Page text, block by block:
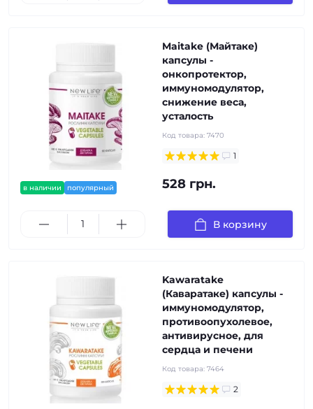
в наличии популярный
Maitake (Майтаке)
капсулы -
онкопротектор,
иммуномодулятор,
снижение веса,
усталость
Код товара: 7470
1
528 грн.
В корзину
Kawaratake
(Каваратаке) капсулы -
иммуномодулятор,
противоопухолевое,
антивирусное, для
сердца и печени
Код товара: 7464
2